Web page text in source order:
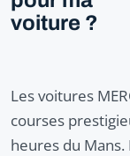
voiture ?
Les voitures
courses
heures du